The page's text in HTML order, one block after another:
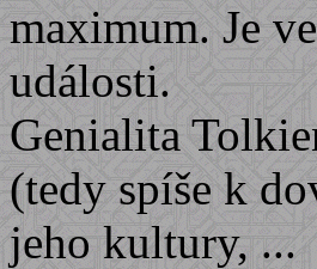
maximum. Je
události.
Genialita
(tedy spíše k
jeho kultury, ...